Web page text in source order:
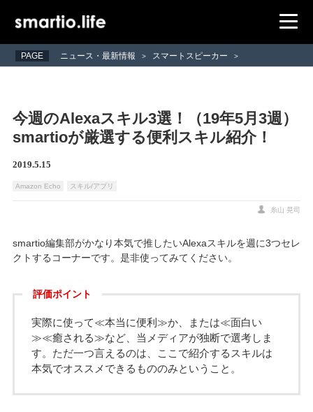
PAGE ニュース・最新情報 > スマートスピーカー >
今週のAlexaスキル3選！（19年5月3週）
smartioが厳選する便利スキル紹介！
2019.5.15
Amazon Echo スキル/アプリ
糸山 晃司
smartio編集部がかなり本気で推したいAlexaスキルを週に3つセレ
クトするコーナーです。是非使ってみてください。
評価ポイント
実際に使って≪本当に便利≫か、または≪面白い
≫≪癒される≫など、当メディアが独断で選考しま
す。ただ一つ言えるのは、ここで紹介するスキルは
本気でオススメできるもののみということ。